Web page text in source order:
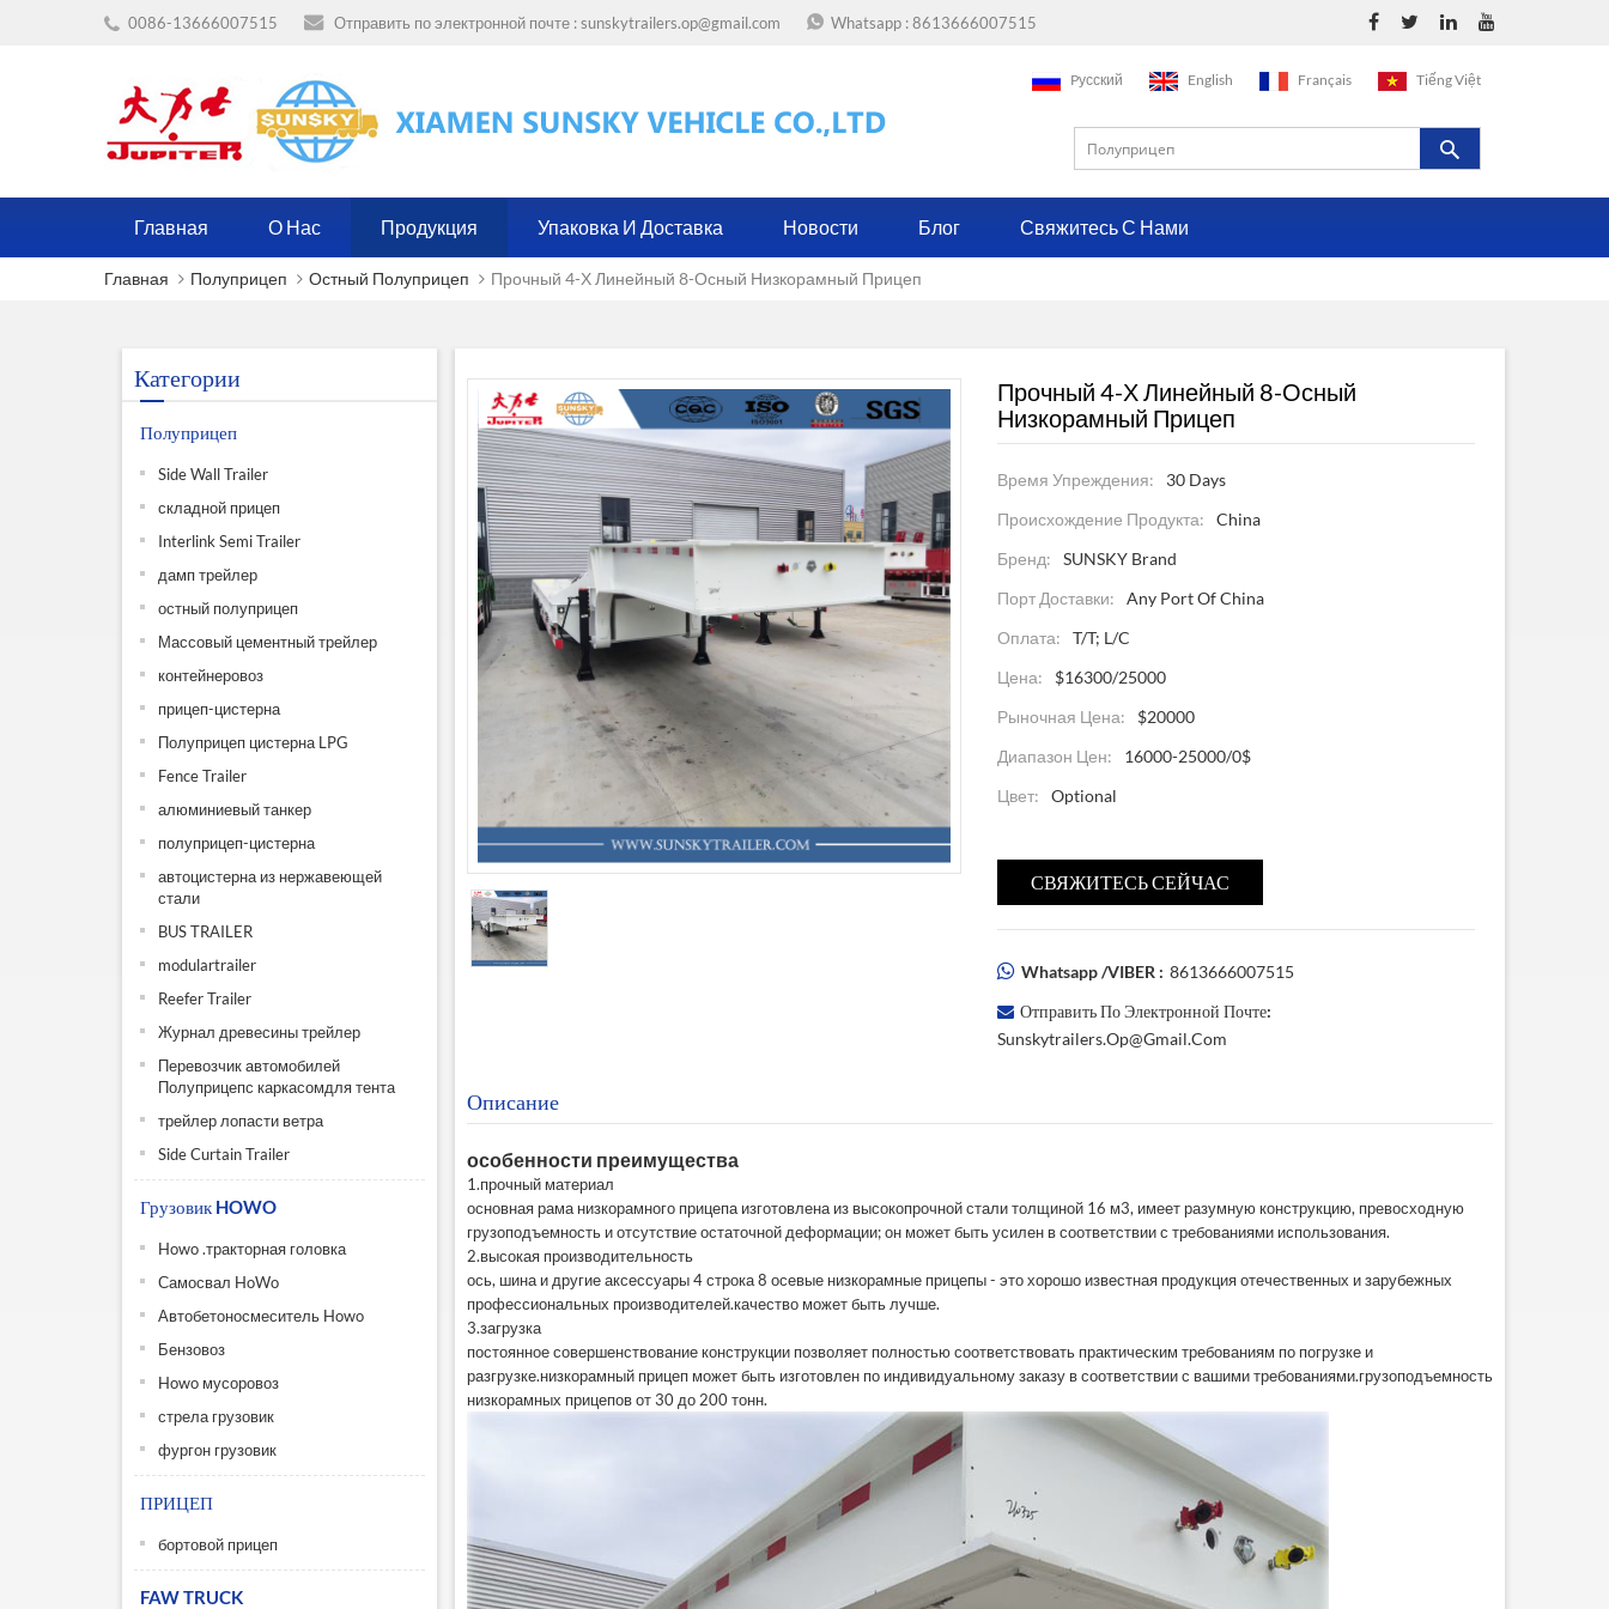
0086-13666007515 Отправить по электронной почте :sunskytrailers.op@gmail.com Whatsapp :8613666007515
Pусский English Français Tiếng Việt
Главная О Нас Продукция Упаковка И Доставка Новости Блог Свяжитесь С Нами
Главная Полуприцеп Остный Полуприцеп Прочный 4-Х Линейный 8-Осный Низкорамный Прицеп
Категории
Полуприцеп
Side Wall Trailer
складной прицеп
Interlink Semi Trailer
дамп трейлер
остный полуприцеп
Массовый цементный трейлер
контейнеровоз
прицеп-цистерна
Полуприцеп цистерна LPG
Fence Trailer
алюминиевый танкер
полуприцеп-цистерна
автоцистерна из нержавеющей
стали
BUS TRAILER
modulartrailer
Reefer Trailer
Журнал древесины трейлер
Перевозчик автомобилей
Полуприцепс каркасомдля тента
трейлер лопасти ветра
Side Curtain Trailer
Грузовик HOWO
Howo .тракторная головка
Самосвал HoWo
Автобетоносмеситель Howo
Бензовоз
Howo мусоровоз
стрела грузовик
фургон грузовик
ПРИЦЕП
бортовой прицеп
FAW TRUCK
Прочный 4-Х Линейный 8-Осный
Низкорамный Прицеп
Время Упреждения:
30 Days
Происхождение Продукта:
China
Бренд:
SUNSKY Brand
Порт Доставки:
Any Port Of China
Оплата:
T/T; L/C
Цена:
$16300/25000
Рыночная Цена:
$20000
Диапазон Цен:
16000-25000/0$
Цвет:
Optional
СВЯЖИТЕСЬ СЕЙЧАС
Whatsapp /VIBER : 8613666007515
Отправить По Электронной Почте:
Sunskytrailers.op@gmail.com
Описание
особенности преимущества
1.прочный материал
основная рама низкорамного прицепа изготовлена ​​из высокопрочной стали толщиной 16 м3, имеет разумную конструкцию, превосходную
грузоподъемность и отсутствие остаточной деформации; он может быть усилен в соответствии с требованиями использования.
2.высокая производительность
ось, шина и другие аксессуары 4строка 8 осевые низкорамные прицепы - это хорошо известная продукция отечественных и зарубежных
профессиональных производителей.качество может быть лучше.
3.загрузка
постоянное совершенствование конструкции позволяет полностью соответствовать практическим требованиям по погрузке и
разгрузке.низкорамный прицеп может быть изготовлен по индивидуальному заказу в соответствии с вашими требованиями.грузоподъемность
низкорамных прицепов от 30 до 200 тонн.